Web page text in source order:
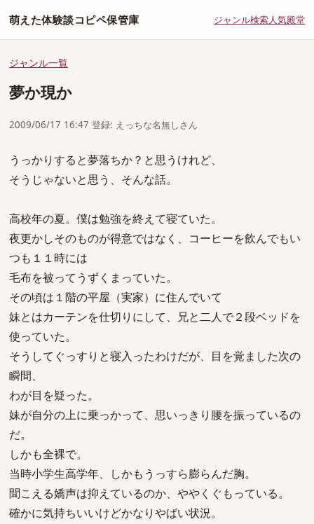
萌えた体験談コピペ保管庫 ジャンル検索人気殿堂
ジャンル一覧
夢か現か
2009/06/17 16:47 登録: えっちな名無しさん
うっかりすると夢落ちか？と思うけれど、
そうじゃないと思う、そんな話。
高校年の夏。僕は勉強を終えて寝ていた。
夜更かしそのものが得意ではなく、コーヒーを飲んでもい
つも１１時には
毛布を被ってうずくまっていた。
その頃は１階の平屋（実家）に住んでいて
妹とはカーテンを仕切りにして、兄と二人で２段ベッドを
使っていた。
そうしてぐっすりと寝入ったわけだが、目を覚ました次の
瞬間、
わが目を疑った。
妹が自分の上に乗っかって、思いっきり腰を振っているの
だ。
しかも全裸で。
当時小学生高学年、しかもうっすら膨らんだ胸。
聞こえる嬌声は抑えているのか、ややくぐもっている。
確かに気持ちいいけどかなりやばい状況。